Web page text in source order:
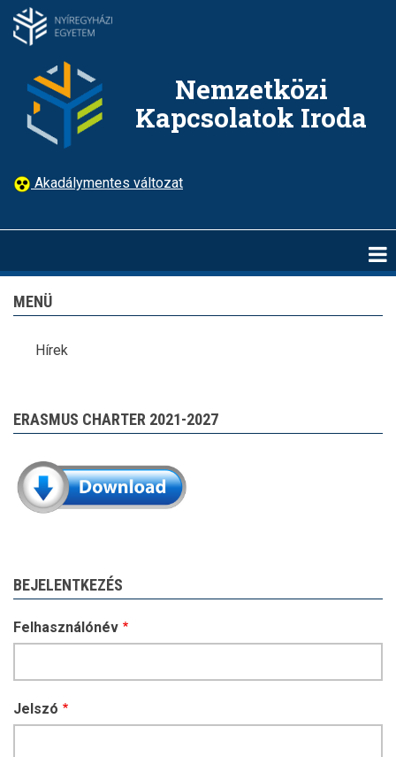
Ugrás
Nemzetközi
Kapcsolatok Iroda
Akadálymentes változat
MENÜ
Hírek
ERASMUS CHARTER 2021-2027
BEJELENTKEZÉS
Felhasználónév
Jelszó